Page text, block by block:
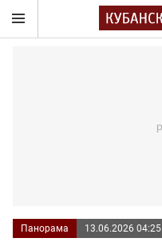
Панорама 13.06.2026 04:25